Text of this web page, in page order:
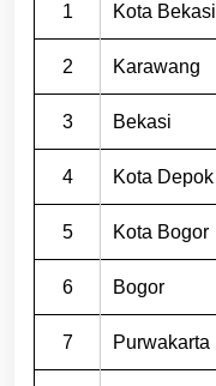
1 Kota Bekasi
2 Karawang
3 Bekasi
4 Kota Depok
5 Kota Bogor
6 Bogor
7 Purwakarta